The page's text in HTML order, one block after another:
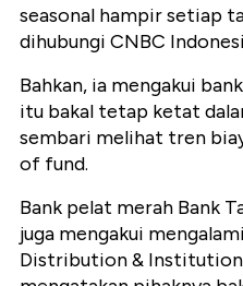
seasonal hampir setiap
dihubungi CNBC
Bahkan, ia mengakui
itu bakal tetap ketat
sembari melihat tren
of fund.
Bank pelat merah Bank
juga mengakui
Distribution &